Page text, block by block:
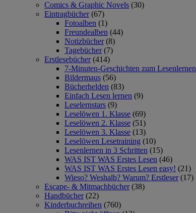
Comics & Graphic Novels (30)
Eintragbücher (67)
Fotoalben (1)
Freundealben (44)
Notizbücher (8)
Tagebücher (7)
Erstlesebücher (414)
7-Minuten-Geschichten zum Lesenlernen
Bildermaus (56)
Bücherhelden (83)
Einfach Lesen lernen (9)
Leselernstars (9)
Leselöwen 1. Klasse (69)
Leselöwen 2. Klasse (51)
Leselöwen 3. Klasse (13)
Leselöwen Lesetraining (10)
Lesenlernen in 3 Schritten (15)
WAS IST WAS Erstes Lesen (46)
WAS IST WAS Erstes Lesen easy! (21)
Wieso? Weshalb? Warum? Erstleser (17)
Escape- & Mitmachbücher (38)
Handbücher (22)
Kinderbuchreihen (760)